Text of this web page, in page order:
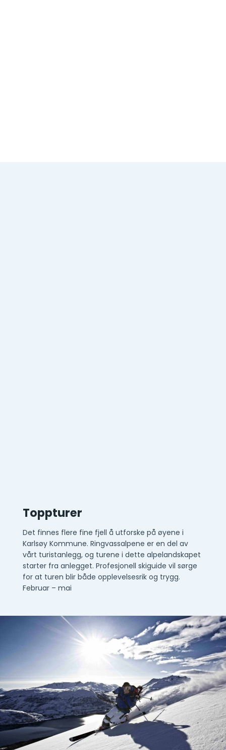
Toppturer
Det finnes flere fine fjell å utforske på øyene i
Karlsøy Kommune. Ringvassalpene er en del av
vårt turistanlegg, og turene i dette alpelandskapet
starter fra anlegget. Profesjonell skiguide vil sørge
for at turen blir både opplevelsesrik og trygg.
Februar – mai